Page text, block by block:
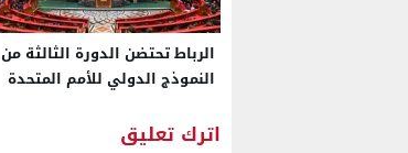
الرباط تحتضن الدورة الثالثة من
النموذج الدولي للأمم المتحدة
اترك تعليق